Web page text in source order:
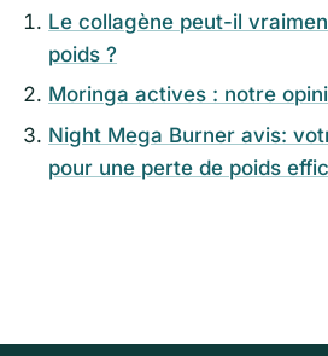
Le collagène peut-il
poids ?
Moringa actives : notre
Night Mega Burner avis:
pour une perte de poids